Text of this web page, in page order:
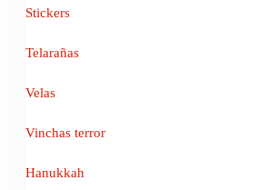
Stickers
Telarañas
Velas
Vinchas terror
Hanukkah